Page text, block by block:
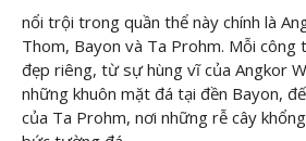
nổi trội trong quần thể này chính là
Thom, Bayon và Ta Prohm. Mỗi công
đẹp riêng, từ sự hùng vĩ của Angkor
những khuôn mặt đá tại đền Bayon,
của Ta Prohm, nơi những rễ cây